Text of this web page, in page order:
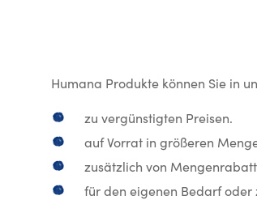
Humana Produkte können Sie in
zu vergünstigten Preisen.
auf Vorrat in größeren
zusätzlich von
für den eigenen Bedarf oder